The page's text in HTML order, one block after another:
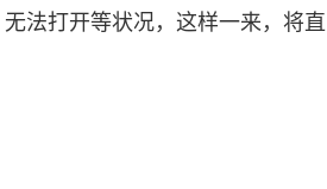
法打开等状况，这样一来，将直